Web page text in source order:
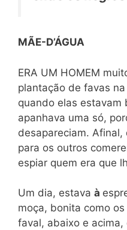
MÃE-D’ÁGUA
ERA UM HOMEM
plantação de favas
quando elas estavam
apanhava uma só,
desapareciam.
para os outros
espiar quem era que
Um dia, estava à
moça, bonita como
faval, abaixo e